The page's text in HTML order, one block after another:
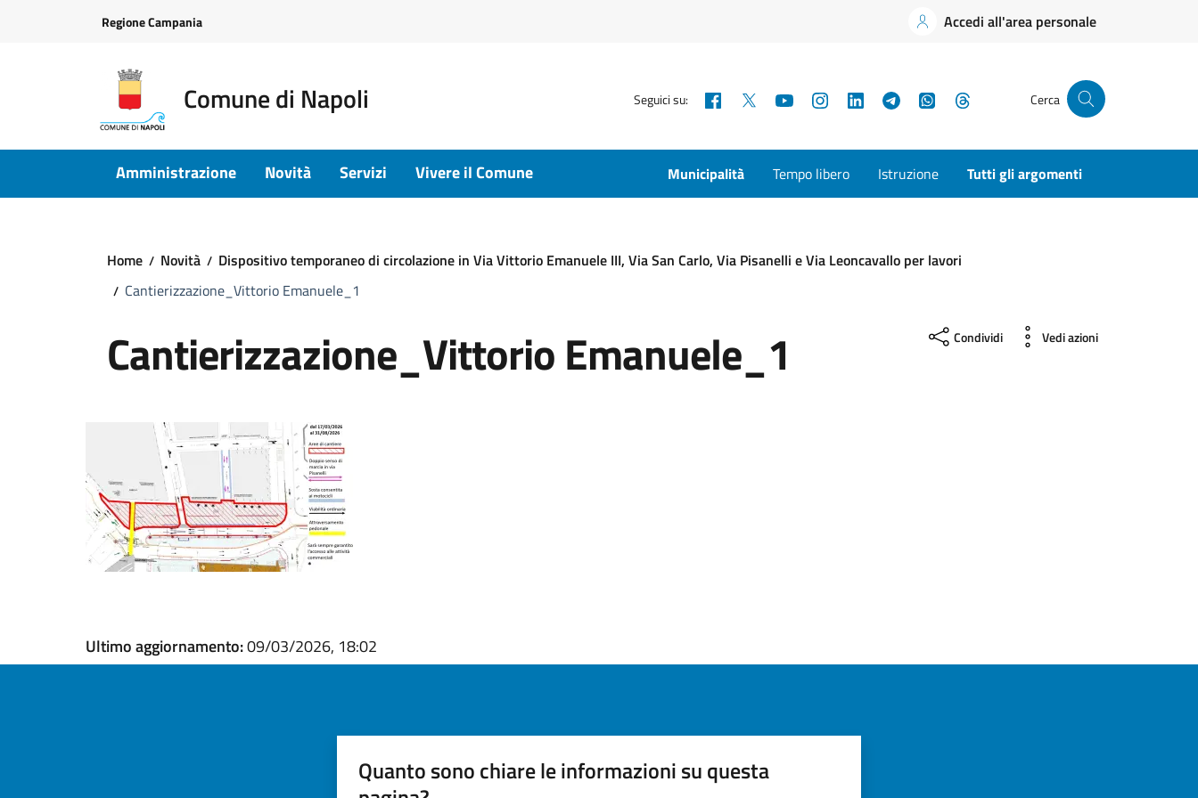
Regione Campania Accedi all'area personale
Comune di Napoli Seguici su: Facebook YouTubeInstagramLinkedInTelegramWhatsApp Cerca
Amministrazione Novità Servizi Vivere il Comune Municipalità Tempo libero Istruzione Tutti gli argomenti
Home Novità
Dispositivo temporaneo di circolazione in Via Vittorio Emanuele III, Via San Carlo, Via Pisanelli e Via Leoncavallo per lavori
Cantierizzazione_Vittorio Emanuele_1
Cantierizzazione_Vittorio Emanuele_1 Condividi Vedi azioni
Ultimo aggiornamento:09/03/2026, 18:02
Quanto sono chiare le informazioni su questa